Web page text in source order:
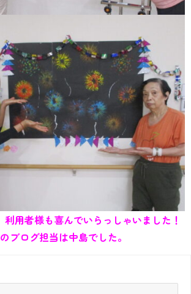
用者様も喜んでいらっしゃいました！
ブログ担当は中島でした。